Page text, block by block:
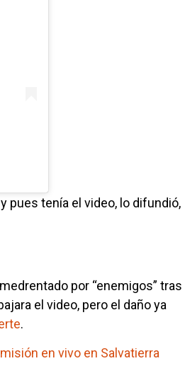
pues tenía el video, lo difundió,
por “enemigos” tras
el video, pero el daño ya
.
en vivo en Salvatierra